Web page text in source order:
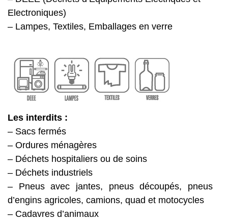
Electroniques)
– Lampes, Textiles, Emballages en verre
Les interdits :
– Sacs fermés
– Ordures ménagères
– Déchets hospitaliers ou de soins
– Déchets industriels
– Pneus avec jantes, pneus découpés, pneus
d’engins agricoles, camions, quad et motocycles
– Cadavres d’animaux